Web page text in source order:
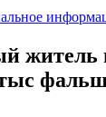
житель